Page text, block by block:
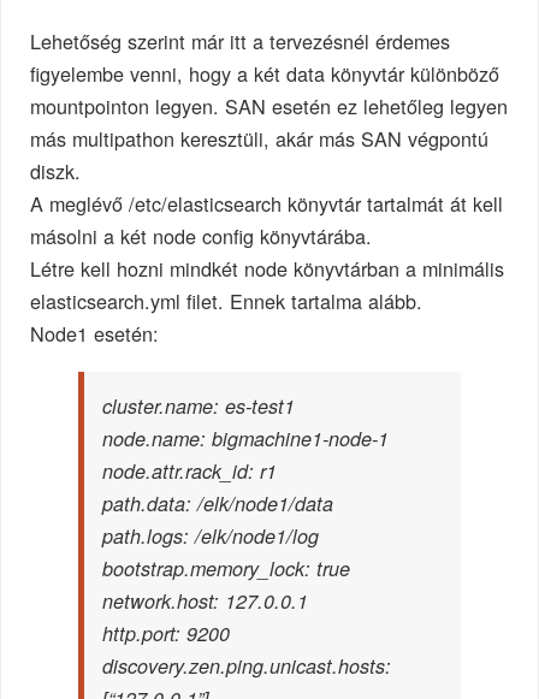
Lehetőség szerint már itt a tervezésnél érdemes
figyelembe venni, hogy a két data könyvtár különböző
mountpointon legyen. SAN esetén ez lehetőleg legyen
más multipathon keresztüli, akár más SAN végpontú
diszk.
A meglévő /etc/elasticsearch könyvtár tartalmát át kell
másolni a két node config könyvtárába.
Létre kell hozni mindkét node könyvtárban a minimális
elasticsearch.yml filet. Ennek tartalma alább.
Node1 esetén:
cluster.name: es-test1
node.name: bigmachine1-node-1
node.attr.rack_id: r1
path.data: /elk/node1/data
path.logs: /elk/node1/log
bootstrap.memory_lock: true
network.host: 127.0.0.1
http.port: 9200
discovery.zen.ping.unicast.hosts: